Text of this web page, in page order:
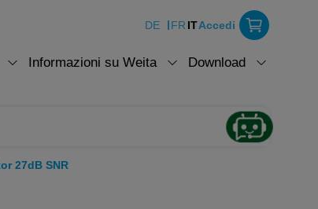
DE FR ITAccedi
Informazioni su Weita Download
27dB SNR